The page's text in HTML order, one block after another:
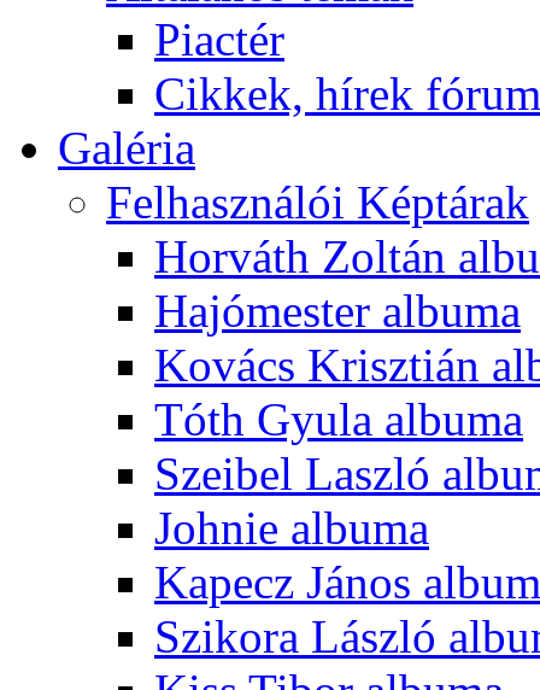
Piactér
Cikkek, hírek
Galéria
Felhasználói Képtárak
Horváth Zoltán
Hajómester albuma
Kovács Krisztián
Tóth Gyula albuma
Szeibel Laszló
Johnie albuma
Kapecz János
Szikora László